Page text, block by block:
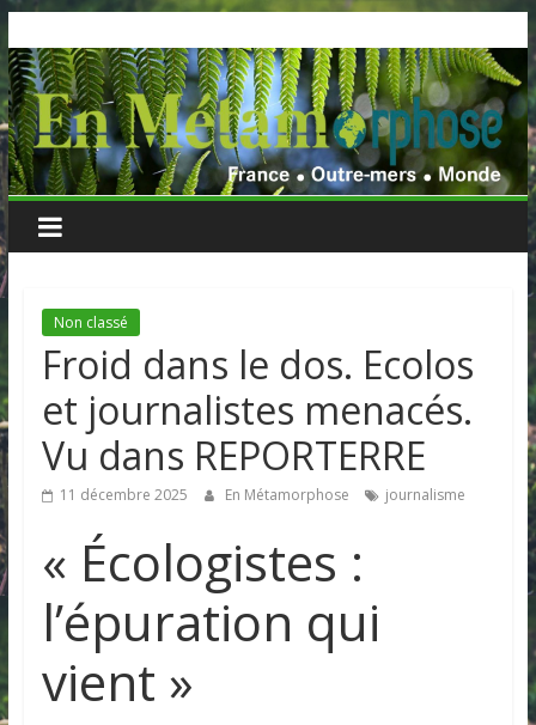
to
content
Non classé
Froid dans le dos. Ecolos
et journalistes menacés.
Vu dans REPORTERRE
11 décembre 2025 En Métamorphose journalisme
« Écologistes :
l’épuration qui
vient »